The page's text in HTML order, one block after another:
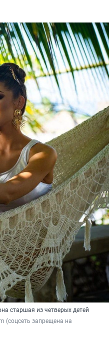
старшая из четверых детей
(соцсеть запрещена на